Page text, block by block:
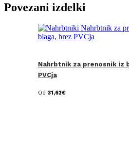
Povezani izdelki
Nahrbtnik za prenosnik iz
PVCja
Od 31,62€